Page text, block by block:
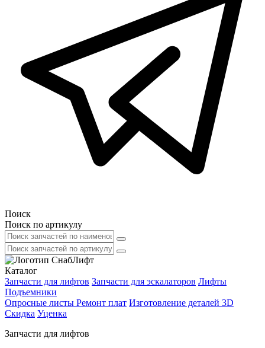
Поиск
Поиск по артикулу
Каталог
Запчасти для лифтов Запчасти для эскалаторов Лифты
Подъемники
Опросные листы Ремонт плат Изготовление деталей 3D
Скидка Уценка
Запчасти для лифтов